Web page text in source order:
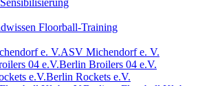
Floorball-Training
ASV Michendorf e. V.
Berlin Broilers 04 e.V.
Berlin Rockets e.V.